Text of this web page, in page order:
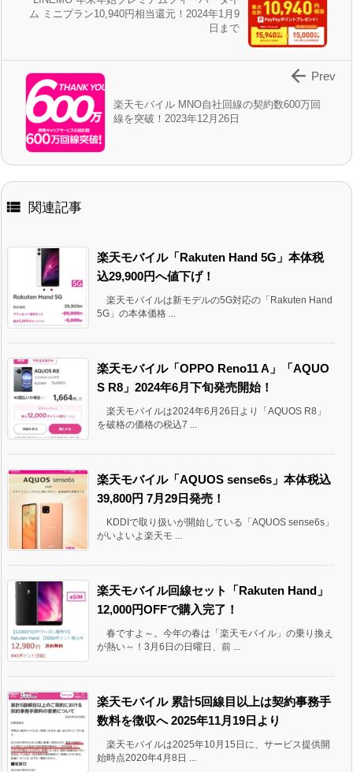
ム ミニプラン10,940円相当還元！2024年1月9
日まで
楽天モバイル MNO自社回線の契約数600万回
線を突破！2023年12月26日
 Prev
 関連記事
楽天モバイル「Rakuten Hand 5G」本体税
込29,900円へ値下げ！
楽天モバイルは新モデルの5G対応の「Rakuten Hand
5G」の本体価格 ...
楽天モバイル「OPPO Reno11 A」「AQUO
S R8」2024年6月下旬発売開始！
楽天モバイルは2024年6月26日より「AQUOS R8」
を破格の価格の税込7 ...
楽天モバイル「AQUOS sense6s」本体税込
39,800円 7月29日発売！
KDDIで取り扱いが開始している「AQUOS sense6s」
がいよいよ楽天モ ...
楽天モバイル回線セット「Rakuten Hand」
12,000円OFFで購入完了！
春ですよ～。今年の春は「楽天モバイル」の乗り換え
が熱い～！3月6日の日曜日、前 ...
楽天モバイル 累計5回線目以上は契約事務手
数料を徴収へ 2025年11月19日より
楽天モバイルは2025年10月15日に、サービス提供開
始時点2020年4月8日 ...